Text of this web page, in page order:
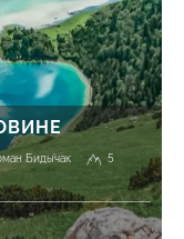
Бидычак
5